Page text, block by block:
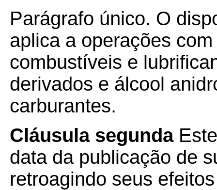
Parágrafo único. O
aplica a operações
combustíveis e
derivados e álcool
carburantes.
Cláusula segunda
data da publicação de
retroagindo seus